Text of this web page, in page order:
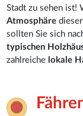
Stadt zu sehen ist!
Atmosphäre
sollten Sie sich
typischen
zahlreiche lokale